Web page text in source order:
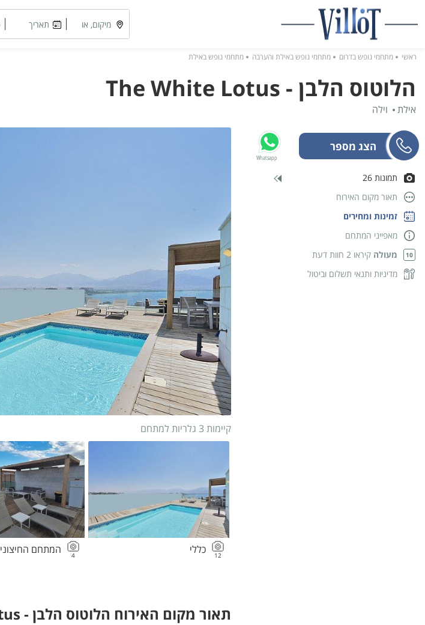
מיקום, או תאריך
ראשי מתחמי נופש בדרום מתחמי נופש באילת והערבה מתחמי נופש באילת
הלוטוס הלבן - The White Lotus
אילת וילה
Whatsapp
תמונות 26
תאור מקום האירוח
זמינות ומחירים
מאפייני המתחם
10 מעולה קיראו 2 חוות דעת
מדיניות ותנאי תשלום וביטול
קיימות 3 גלריות למתחם
12 כללי 4 המתחם החיצוני
תאור מקום האירוח הלוטוס הלבן - The White Lotus